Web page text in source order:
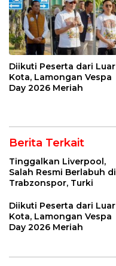
Diikuti Peserta dari Luar
Kota, Lamongan Vespa
Day 2026 Meriah
Berita Terkait
Tinggalkan Liverpool,
Salah Resmi Berlabuh di
Trabzonspor, Turki
Diikuti Peserta dari Luar
Kota, Lamongan Vespa
Day 2026 Meriah